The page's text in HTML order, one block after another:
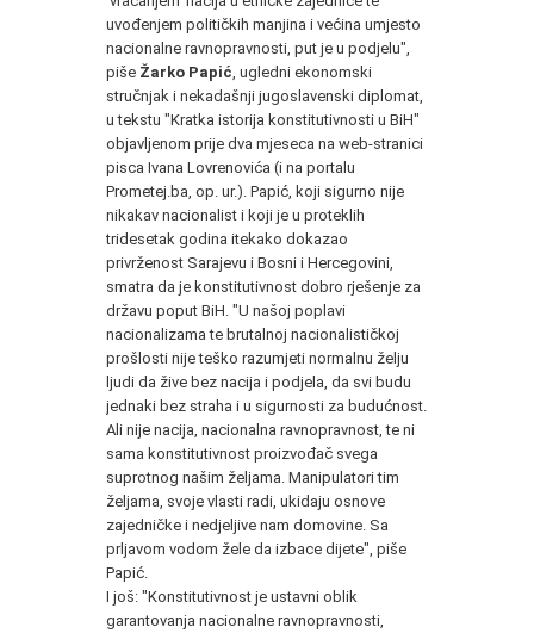
uvođenjem političkih manjina i većina umjesto
nacionalne ravnopravnosti, put je u podjelu",
piše Žarko Papić , ugledni ekonomski
stručnjak i nekadašnji jugoslavenski diplomat,
u tekstu "Kratka istorija konstitutivnosti u BiH"
objavljenom prije dva mjeseca na web-stranici
pisca Ivana Lovrenovića (i na portalu
Prometej.ba, op. ur.). Papić, koji sigurno nije
nikakav nacionalist i koji je u proteklih
tridesetak godina itekako dokazao
privrženost Sarajevu i Bosni i Hercegovini,
smatra da je konstitutivnost dobro rješenje za
državu poput BiH. "U našoj poplavi
nacionalizama te brutalnoj nacionalističkoj
prošlosti nije teško razumjeti normalnu želju
ljudi da žive bez nacija i podjela, da svi budu
jednaki bez straha i u sigurnosti za budućnost.
Ali nije nacija, nacionalna ravnopravnost, te ni
sama konstitutivnost proizvođač svega
suprotnog našim željama. Manipulatori tim
željama, svoje vlasti radi, ukidaju osnove
zajedničke i nedjeljive nam domovine. Sa
prljavom vodom žele da izbace dijete", piše
Papić.
I još: "Konstitutivnost je ustavni oblik
garantovanja nacionalne ravnopravnosti,